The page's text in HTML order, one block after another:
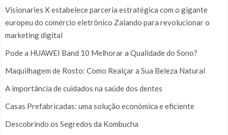
Visionaries X estabelece parceria estratégica com o gigante
europeu do comércio eletrônico Zalando para revolucionar o
marketing digital
Pode a HUAWEI Band 10 Melhorar a Qualidade do Sono?
Maquilhagem de Rosto: Como Realçar a Sua Beleza Natural
A importância de cuidados na saúde dos dentes
Casas Prefabricadas: uma solução económica e eficiente
Descobrindo os Segredos da Kombucha